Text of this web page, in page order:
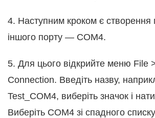
4. Наступним кроком є створення
іншого порту — COM4.
5. Для цього відкрийте меню File
Connection. Введіть назву,
Test_COM4, виберіть значок і
Виберіть COM4 зі спадного